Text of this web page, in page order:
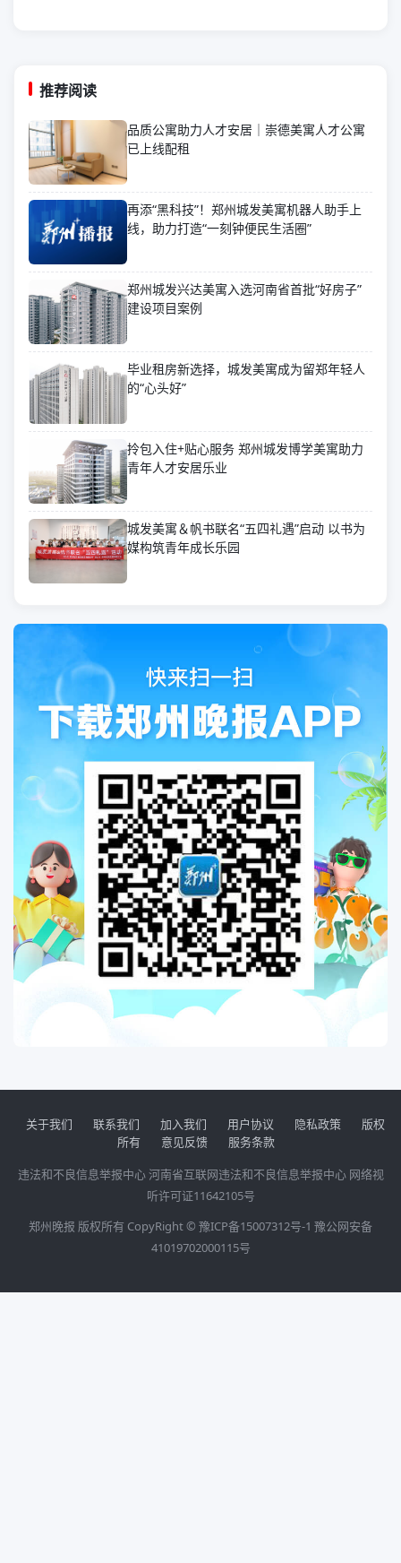
推荐阅读
品质公寓助力人才安居｜崇德美寓人才公寓
已上线配租
再添“黑科技”！郑州城发美寓机器人助手上
线，助力打造“一刻钟便民生活圈”
郑州城发兴达美寓入选河南省首批“好房子”
建设项目案例
毕业租房新选择，城发美寓成为留郑年轻人
的“心头好”
拎包入住+贴心服务 郑州城发博学美寓助力
青年人才安居乐业
城发美寓＆帆书联名“五四礼遇”启动 以书为
媒构筑青年成长乐园
关于我们 联系我们 加入我们 用户协议 隐私政策
版权
所有
意见反馈
服务条款
违法和不良信息举报中心河南省互联网违法和不良信息举报中心 网络视
听许可证11642105号
郑州晚报 版权所有 CopyRight © 豫ICP备15007312号-1 豫公网安备
41019702000115号